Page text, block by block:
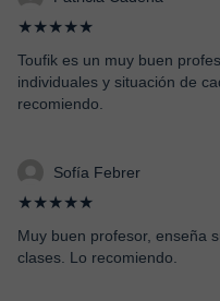
★★★★★
Toufik es un muy buen
individuales y situación de
recomiendo.
Sofía Febrer
★★★★★
Muy buen profesor, enseña
clases. Lo recomiendo.